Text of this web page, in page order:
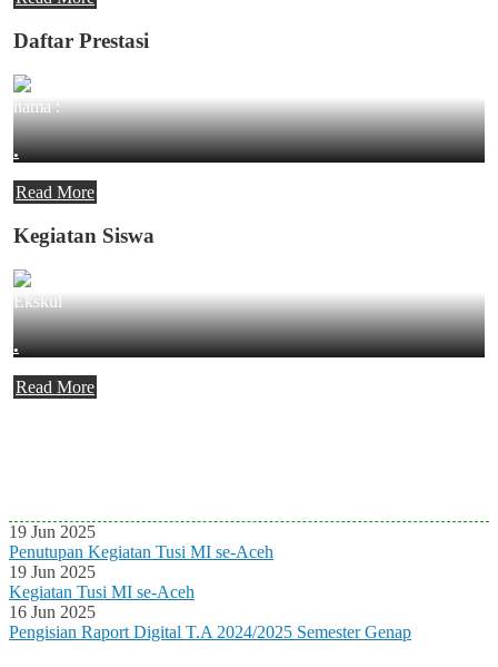
Daftar Prestasi
nama :
.
Read More
Kegiatan Siswa
Ekskul
.
Read More
19 Jun 2025
Penutupan Kegiatan Tusi MI se-Aceh
19 Jun 2025
Kegiatan Tusi MI se-Aceh
16 Jun 2025
Pengisian Raport Digital T.A 2024/2025 Semester Genap